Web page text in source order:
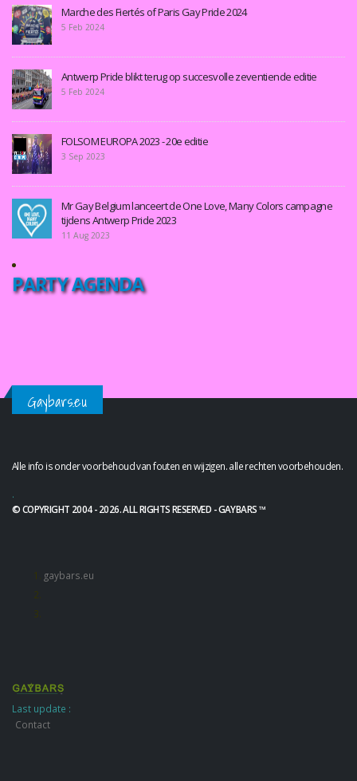
Marche des Fiertés of Paris Gay Pride 2024
5 Feb 2024
Antwerp Pride blikt terug op succesvolle zeventiende editie
5 Feb 2024
FOLSOM EUROPA 2023 - 20e editie
3 Sep 2023
Mr Gay Belgium lanceert de One Love, Many Colors campagne
tijdens Antwerp Pride 2023
11 Aug 2023
PARTY AGENDA
Gaybars.eu
Alle info is onder voorbehoud van fouten en wijzigen. alle rechten voorbehouden.
.
© COPYRIGHT 2004 - 2026. ALL RIGHTS RESERVED - GAYBARS ™
gaybars.eu
Last update :
Contact